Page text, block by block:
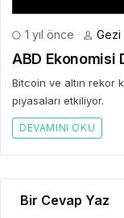
1 yıl önce Gezi
ABD Ekonomisi
Bitcoin ve altın rekor
piyasaları etkiliyor.
DEVAMINI OKU
Bir Cevap Yaz